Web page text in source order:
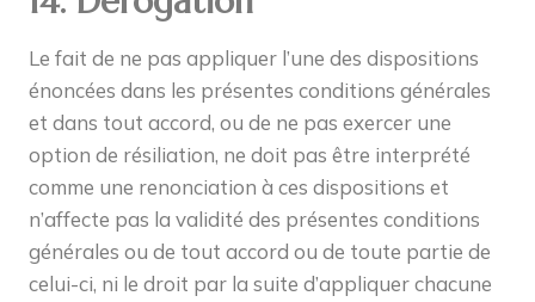
Le fait de ne pas appliquer l’une des dispositions
énoncées dans les présentes conditions générales
et dans tout accord, ou de ne pas exercer une
option de résiliation, ne doit pas être interprété
comme une renonciation à ces dispositions et
n’affecte pas la validité des présentes conditions
générales ou de tout accord ou de toute partie de
celui-ci, ni le droit par la suite d’appliquer chacune